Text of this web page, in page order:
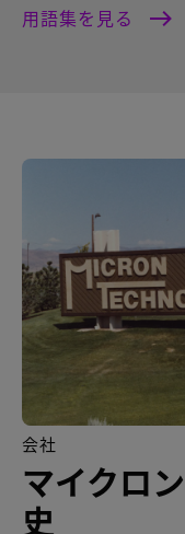
用語集を見る
会社
マイクロ
史